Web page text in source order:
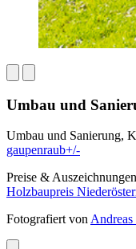
Umbau und
Umbau und Sanierung,
gaupenraub+/-
Preise &
Holzbaupreis
Fotografiert vonAndreas